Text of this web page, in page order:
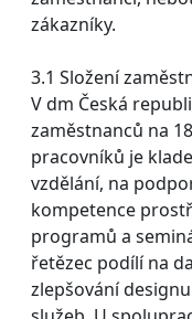
zákazníky.
3.1 Složení
V dm Česká
zaměstnanců na
pracovníků je
vzdělání, na
kompetence
programů a
řetězec podílí na
zlepšování